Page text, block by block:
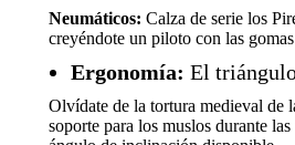
Neumáticos: Calza de serie los
creyéndote un piloto con las
Ergonomía: El
Olvídate de la tortura medieval de
soporte para los muslos durante